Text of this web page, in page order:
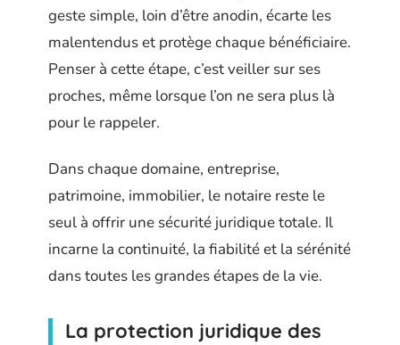
geste simple, loin d’être anodin, écarte les
malentendus et protège chaque bénéficiaire.
Penser à cette étape, c’est veiller sur ses
proches, même lorsque l’on ne sera plus là
pour le rappeler.
Dans chaque domaine, entreprise,
patrimoine, immobilier, le notaire reste le
seul à offrir une sécurité juridique totale. Il
incarne la continuité, la fiabilité et la sérénité
dans toutes les grandes étapes de la vie.
La protection juridique des